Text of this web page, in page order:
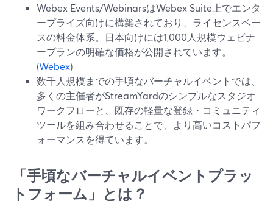
Webex Events/WebinarsはWebex Suite上でエンタ
ープライズ向けに構築されており、ライセンスベー
スの料金体系。日本向けには1,000人規模ウェビナ
ープランの明確な価格が公開されています。
(Webex)
数千人規模までの手頃なバーチャルイベントでは、
多くの主催者がStreamYardのシンプルなスタジオ
ワークフローと、既存の軽量な登録・コミュニティ
ツールを組み合わせることで、より高いコストパフ
ォーマンスを得ています。
「手頃なバーチャルイベントプラッ
トフォーム」とは？